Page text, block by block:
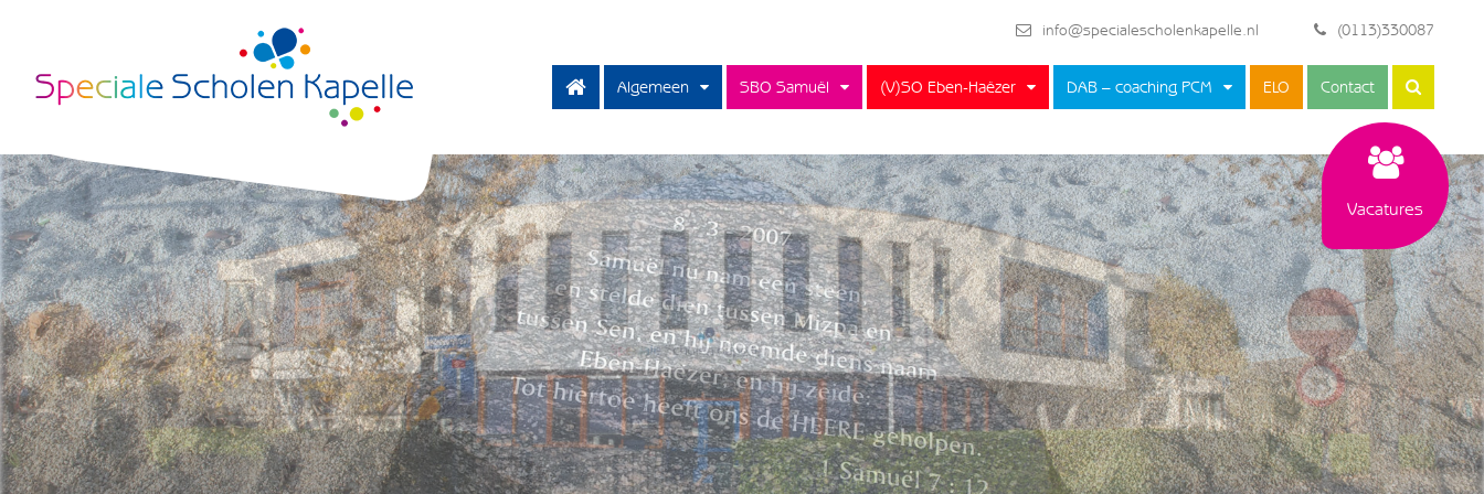
info@specialescholenkapelle.nl (0113)330087
Algemeen SBO Samuël (V)SO Eben-Haëzer DAB – coaching PCM ELO Contact
Vacatures